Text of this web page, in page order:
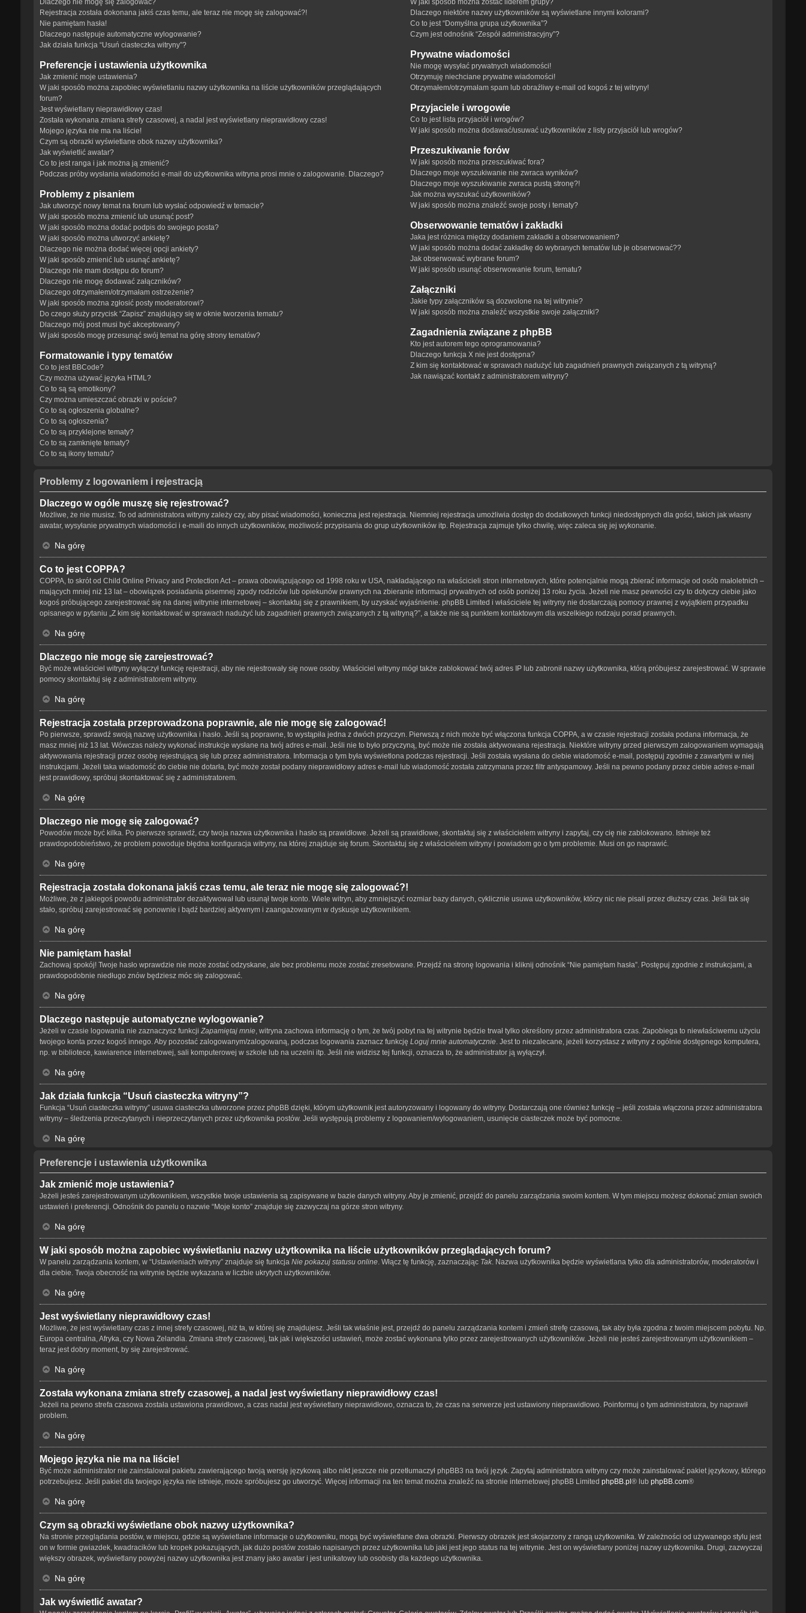
Dlaczego nie mogę się zalogować?
Rejestracja została dokonana jakiś czas temu, ale teraz nie mogę się zalogować?!
Nie pamiętam hasła!
Dlaczego następuje automatyczne wylogowanie?
Jak działa funkcja “Usuń ciasteczka witryny”?
Preferencje i ustawienia użytkownika
Jak zmienić moje ustawienia?
W jaki sposób można zapobiec wyświetlaniu nazwy użytkownika na liście użytkowników przeglądających
forum?
Jest wyświetlany nieprawidłowy czas!
Została wykonana zmiana strefy czasowej, a nadal jest wyświetlany nieprawidłowy czas!
Mojego języka nie ma na liście!
Czym są obrazki wyświetlane obok nazwy użytkownika?
Jak wyświetlić awatar?
Co to jest ranga i jak można ją zmienić?
Podczas próby wysłania wiadomości e-mail do użytkownika witryna prosi mnie o zalogowanie. Dlaczego?
Problemy z pisaniem
Jak utworzyć nowy temat na forum lub wysłać odpowiedź w temacie?
W jaki sposób można zmienić lub usunąć post?
W jaki sposób można dodać podpis do swojego posta?
W jaki sposób można utworzyć ankietę?
Dlaczego nie można dodać więcej opcji ankiety?
W jaki sposób zmienić lub usunąć ankietę?
Dlaczego nie mam dostępu do forum?
Dlaczego nie mogę dodawać załączników?
Dlaczego otrzymałem/otrzymałam ostrzeżenie?
W jaki sposób można zgłosić posty moderatorowi?
Do czego służy przycisk “Zapisz” znajdujący się w oknie tworzenia tematu?
Dlaczego mój post musi być akceptowany?
W jaki sposób mogę przesunąć swój temat na górę strony tematów?
Formatowanie i typy tematów
Co to jest BBCode?
Czy można używać języka HTML?
Co to są są emotikony?
Czy można umieszczać obrazki w poście?
Co to są ogłoszenia globalne?
Co to są ogłoszenia?
Co to są przyklejone tematy?
Co to są zamknięte tematy?
Co to są ikony tematu?
W jaki sposób można zostać liderem grupy?
Dlaczego niektóre nazwy użytkowników są wyświetlane innymi kolorami?
Co to jest “Domyślna grupa użytkownika”?
Czym jest odnośnik “Zespół administracyjny”?
Prywatne wiadomości
Nie mogę wysyłać prywatnych wiadomości!
Otrzymuję niechciane prywatne wiadomości!
Otrzymałem/otrzymałam spam lub obraźliwy e-mail od kogoś z tej witryny!
Przyjaciele i wrogowie
Co to jest lista przyjaciół i wrogów?
W jaki sposób można dodawać/usuwać użytkowników z listy przyjaciół lub wrogów?
Przeszukiwanie forów
W jaki sposób można przeszukiwać fora?
Dlaczego moje wyszukiwanie nie zwraca wyników?
Dlaczego moje wyszukiwanie zwraca pustą stronę?!
Jak można wyszukać użytkowników?
W jaki sposób można znaleźć swoje posty i tematy?
Obserwowanie tematów i zakładki
Jaka jest różnica między dodaniem zakładki a obserwowaniem?
W jaki sposób można dodać zakładkę do wybranych tematów lub je obserwować??
Jak obserwować wybrane forum?
W jaki sposób usunąć obserwowanie forum, tematu?
Załączniki
Jakie typy załączników są dozwolone na tej witrynie?
W jaki sposób można znaleźć wszystkie swoje załączniki?
Zagadnienia związane z phpBB
Kto jest autorem tego oprogramowania?
Dlaczego funkcja X nie jest dostępna?
Z kim się kontaktować w sprawach nadużyć lub zagadnień prawnych związanych z tą witryną?
Jak nawiązać kontakt z administratorem witryny?
Problemy z logowaniem i rejestracją
Dlaczego w ogóle muszę się rejestrować?
Możliwe, że nie musisz. To od administratora witryny zależy czy, aby pisać wiadomości, konieczna jest rejestracja. Niemniej rejestracja umożliwia dostęp do dodatkowych funkcji niedostępnych dla gości, takich jak własny
awatar, wysyłanie prywatnych wiadomości i e-maili do innych użytkowników, możliwość przypisania do grup użytkowników itp. Rejestracja zajmuje tylko chwilę, więc zaleca się jej wykonanie.
Na górę
Co to jest COPPA?
COPPA, to skrót od Child Online Privacy and Protection Act – prawa obowiązującego od 1998 roku w USA, nakładającego na właścicieli stron internetowych, które potencjalnie mogą zbierać informacje od osób małoletnich –
mających mniej niż 13 lat – obowiązek posiadania pisemnej zgody rodziców lub opiekunów prawnych na zbieranie informacji prywatnych od osób poniżej 13 roku życia. Jeżeli nie masz pewności czy to dotyczy ciebie jako
kogoś próbującego zarejestrować się na danej witrynie internetowej – skontaktuj się z prawnikiem, by uzyskać wyjaśnienie. phpBB Limited i właściciele tej witryny nie dostarczają pomocy prawnej z wyjątkiem przypadku
opisanego w pytaniu „Z kim się kontaktować w sprawach nadużyć lub zagadnień prawnych związanych z tą witryną?”, a także nie są punktem kontaktowym dla wszelkiego rodzaju porad prawnych.
Na górę
Dlaczego nie mogę się zarejestrować?
Być może właściciel witryny wyłączył funkcję rejestracji, aby nie rejestrowały się nowe osoby. Właściciel witryny mógł także zablokować twój adres IP lub zabronił nazwy użytkownika, którą próbujesz zarejestrować. W sprawie
pomocy skontaktuj się z administratorem witryny.
Na górę
Rejestracja została przeprowadzona poprawnie, ale nie mogę się zalogować!
Po pierwsze, sprawdź swoją nazwę użytkownika i hasło. Jeśli są poprawne, to wystąpiła jedna z dwóch przyczyn. Pierwszą z nich może być włączona funkcja COPPA, a w czasie rejestracji została podana informacja, że
masz mniej niż 13 lat. Wówczas należy wykonać instrukcje wysłane na twój adres e-mail. Jeśli nie to było przyczyną, być może nie została aktywowana rejestracja. Niektóre witryny przed pierwszym zalogowaniem wymagają
aktywowania rejestracji przez osobę rejestrującą się lub przez administratora. Informacja o tym była wyświetlona podczas rejestracji. Jeśli została wysłana do ciebie wiadomość e-mail, postępuj zgodnie z zawartymi w niej
instrukcjami. Jeżeli taka wiadomość do ciebie nie dotarła, być może został podany nieprawidłowy adres e-mail lub wiadomość została zatrzymana przez filtr antyspamowy. Jeśli na pewno podany przez ciebie adres e-mail
jest prawidłowy, spróbuj skontaktować się z administratorem.
Na górę
Dlaczego nie mogę się zalogować?
Powodów może być kilka. Po pierwsze sprawdź, czy twoja nazwa użytkownika i hasło są prawidłowe. Jeżeli są prawidłowe, skontaktuj się z właścicielem witryny i zapytaj, czy cię nie zablokowano. Istnieje też
prawdopodobieństwo, że problem powoduje błędna konfiguracja witryny, na której znajduje się forum. Skontaktuj się z właścicielem witryny i powiadom go o tym problemie. Musi on go naprawić.
Na górę
Rejestracja została dokonana jakiś czas temu, ale teraz nie mogę się zalogować?!
Możliwe, że z jakiegoś powodu administrator dezaktywował lub usunął twoje konto. Wiele witryn, aby zmniejszyć rozmiar bazy danych, cyklicznie usuwa użytkowników, którzy nic nie pisali przez dłuższy czas. Jeśli tak się
stało, spróbuj zarejestrować się ponownie i bądź bardziej aktywnym i zaangażowanym w dyskusje użytkownikiem.
Na górę
Nie pamiętam hasła!
Zachowaj spokój! Twoje hasło wprawdzie nie może zostać odzyskane, ale bez problemu może zostać zresetowane. Przejdź na stronę logowania i kliknij odnośnik “Nie pamiętam hasła”. Postępuj zgodnie z instrukcjami, a
prawdopodobnie niedługo znów będziesz móc się zalogować.
Na górę
Dlaczego następuje automatyczne wylogowanie?
Jeżeli w czasie logowania nie zaznaczysz funkcji Zapamiętaj mnie, witryna zachowa informację o tym, że twój pobyt na tej witrynie będzie trwał tylko określony przez administratora czas. Zapobiega to niewłaściwemu użyciu
twojego konta przez kogoś innego. Aby pozostać zalogowanym/zalogowaną, podczas logowania zaznacz funkcję Loguj mnie automatycznie. Jest to niezalecane, jeżeli korzystasz z witryny z ogólnie dostępnego komputera,
np. w bibliotece, kawiarence internetowej, sali komputerowej w szkole lub na uczelni itp. Jeśli nie widzisz tej funkcji, oznacza to, że administrator ją wyłączył.
Na górę
Jak działa funkcja “Usuń ciasteczka witryny”?
Funkcja “Usuń ciasteczka witryny” usuwa ciasteczka utworzone przez phpBB dzięki, którym użytkownik jest autoryzowany i logowany do witryny. Dostarczają one również funkcję – jeśli została włączona przez administratora
witryny – śledzenia przeczytanych i nieprzeczytanych przez użytkownika postów. Jeśli występują problemy z logowaniem/wylogowaniem, usunięcie ciasteczek może być pomocne.
Na górę
Preferencje i ustawienia użytkownika
Jak zmienić moje ustawienia?
Jeżeli jesteś zarejestrowanym użytkownikiem, wszystkie twoje ustawienia są zapisywane w bazie danych witryny. Aby je zmienić, przejdź do panelu zarządzania swoim kontem. W tym miejscu możesz dokonać zmian swoich
ustawień i preferencji. Odnośnik do panelu o nazwie “Moje konto” znajduje się zazwyczaj na górze stron witryny.
Na górę
W jaki sposób można zapobiec wyświetlaniu nazwy użytkownika na liście użytkowników przeglądających forum?
W panelu zarządzania kontem, w “Ustawieniach witryny” znajduje się funkcja Nie pokazuj statusu online. Włącz tę funkcję, zaznaczając Tak. Nazwa użytkownika będzie wyświetlana tylko dla administratorów, moderatorów i
dla ciebie. Twoja obecność na witrynie będzie wykazana w liczbie ukrytych użytkowników.
Na górę
Jest wyświetlany nieprawidłowy czas!
Możliwe, że jest wyświetlany czas z innej strefy czasowej, niż ta, w której się znajdujesz. Jeśli tak właśnie jest, przejdź do panelu zarządzania kontem i zmień strefę czasową, tak aby była zgodna z twoim miejscem pobytu. Np.
Europa centralna, Afryka, czy Nowa Zelandia. Zmiana strefy czasowej, tak jak i większości ustawień, może zostać wykonana tylko przez zarejestrowanych użytkowników. Jeżeli nie jesteś zarejestrowanym użytkownikiem –
teraz jest dobry moment, by się zarejestrować.
Na górę
Została wykonana zmiana strefy czasowej, a nadal jest wyświetlany nieprawidłowy czas!
Jeżeli na pewno strefa czasowa została ustawiona prawidłowo, a czas nadal jest wyświetlany nieprawidłowo, oznacza to, że czas na serwerze jest ustawiony nieprawidłowo. Poinformuj o tym administratora, by naprawił
problem.
Na górę
Mojego języka nie ma na liście!
Być może administrator nie zainstalował pakietu zawierającego twoją wersję językową albo nikt jeszcze nie przetłumaczył phpBB3 na twój język. Zapytaj administratora witryny czy może zainstalować pakiet językowy, którego
potrzebujesz. Jeśli pakiet dla twojego języka nie istnieje, może spróbujesz go utworzyć. Więcej informacji na ten temat można znaleźć na stronie internetowej phpBB Limited phpBB.pl ® lub phpBB.com®
Na górę
Czym są obrazki wyświetlane obok nazwy użytkownika?
Na stronie przeglądania postów, w miejscu, gdzie są wyświetlane informacje o użytkowniku, mogą być wyświetlane dwa obrazki. Pierwszy obrazek jest skojarzony z rangą użytkownika. W zależności od używanego stylu jest
on w formie gwiazdek, kwadracików lub kropek pokazujących, jak dużo postów zostało napisanych przez użytkownika lub jaki jest jego status na tej witrynie. Jest on wyświetlany poniżej nazwy użytkownika. Drugi, zazwyczaj
większy obrazek, wyświetlany powyżej nazwy użytkownika jest znany jako awatar i jest unikatowy lub osobisty dla każdego użytkownika.
Na górę
Jak wyświetlić awatar?